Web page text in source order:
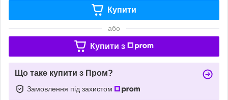
Купити
або
Купити з
Що таке купити з Пром?
Замовлення під захистом